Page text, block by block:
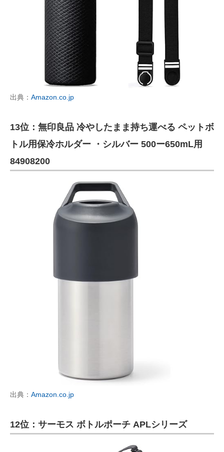
出典： Amazon.co.jp
13位：無印良品 冷やしたまま持ち運べる ペットボ
トル用保冷ホルダー ・シルバー 500ー650mL用
84908200
出典： Amazon.co.jp
12位：サーモス ボトルポーチ APLシリーズ